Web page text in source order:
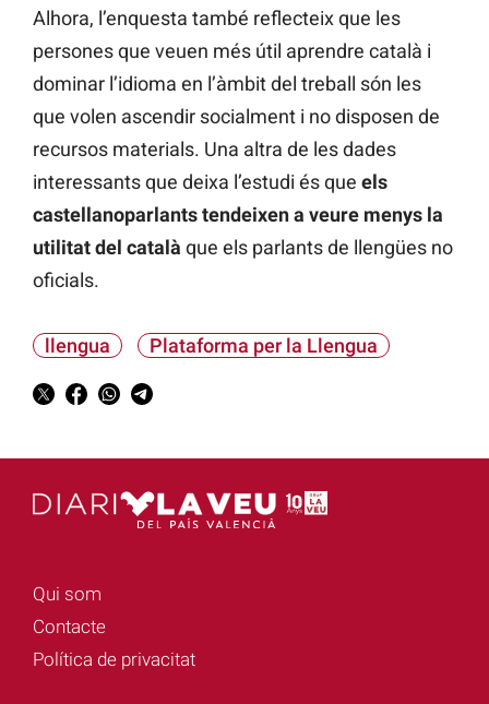
Alhora, l’enquesta també reflecteix que les
persones que veuen més útil aprendre català i
dominar l’idioma en l’àmbit del treball són les
que volen ascendir socialment i no disposen de
recursos materials. Una altra de les dades
interessants que deixa l’estudi és que els
castellanoparlants tendeixen a veure menys la
utilitat del català que els parlants de llengües no
oficials.
llengua Plataforma per la Llengua
Qui som
Contacte
Política de privacitat